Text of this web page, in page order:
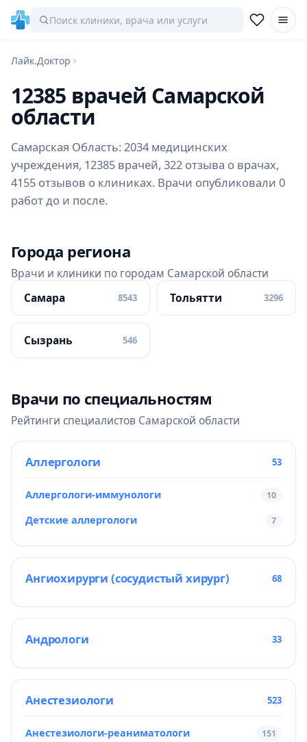
Лайк.Доктор
12385 врачей Самарской
области
Самарская Область: 2034 медицинских
учреждения, 12385 врачей, 322 отзыва о врачах,
4155 отзывов о клиниках. Врачи опубликовали 0
работ до и после.
Города региона
Врачи и клиники по городам Самарской области
Самара
8543 Тольятти 3296
Сызрань 546
Врачи по специальностям
Рейтинги специалистов Самарской области
Аллергологи 53
Аллергологи-иммунологи 10
Детские аллергологи 7
Ангиохирурги (сосудистый хирург) 68
Андрологи 33
Анестезиологи 523
Анестезиологи-реаниматологи 151